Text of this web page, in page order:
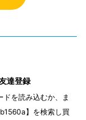
達登録
ドを読み込むか、ま
】を検索し買